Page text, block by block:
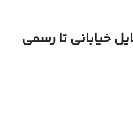
خیابانی تا رسمی